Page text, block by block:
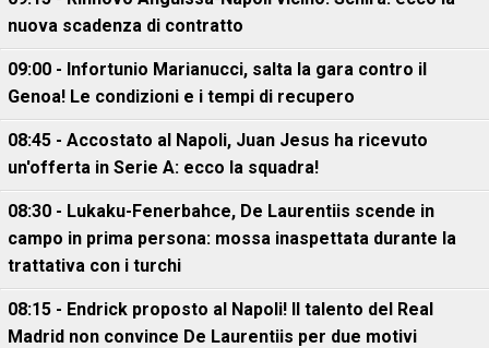
nuova scadenza di contratto
09:00 - Infortunio Marianucci, salta la gara contro il
Genoa! Le condizioni e i tempi di recupero
08:45 - Accostato al Napoli, Juan Jesus ha ricevuto
un'offerta in Serie A: ecco la squadra!
08:30 - Lukaku-Fenerbahce, De Laurentiis scende in
campo in prima persona: mossa inaspettata durante la
trattativa con i turchi
08:15 - Endrick proposto al Napoli! Il talento del Real
Madrid non convince De Laurentiis per due motivi